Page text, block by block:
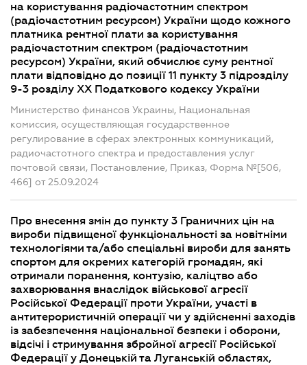
на користування радіочастотним спектром
(радіочастотним ресурсом) України щодо кожного
платника рентної плати за користування
радіочастотним спектром (радіочастотним
ресурсом) України, який обчислює суму рентної
плати відповідно до позиції 11 пункту 3 підрозділу
9-3 розділу XX Податкового кодексу України
Министерство финансов Украины, Национальная
комиссия, осуществляющая государственное
регулирование в сферах электронных коммуникаций,
радиочастотного спектра и предоставления услуг
почтовой связи, Постановление, Приказ, Форма №[506,
466] от 25.09.2024
Про внесення змін до пункту 3 Граничних цін на
вироби підвищеної функціональності за новітніми
технологіями та/або спеціальні вироби для занять
спортом для окремих категорій громадян, які
отримали поранення, контузію, каліцтво або
захворювання внаслідок військової агресії
Російської Федерації проти України, участі в
антитерористичній операції чи у здійсненні заходів
із забезпечення національної безпеки і оборони,
відсічі і стримування збройної агресії Російської
Федерації у Донецькій та Луганській областях,